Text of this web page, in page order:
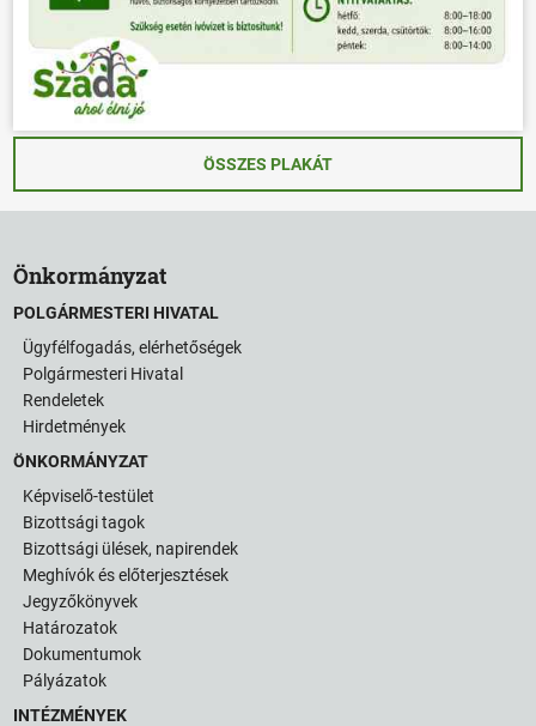
ÖSSZES PLAKÁT
Önkormányzat
POLGÁRMESTERI HIVATAL
Ügyfélfogadás, elérhetőségek
Polgármesteri Hivatal
Rendeletek
Hirdetmények
ÖNKORMÁNYZAT
Képviselő-testület
Bizottsági tagok
Bizottsági ülések, napirendek
Meghívók és előterjesztések
Jegyzőkönyvek
Határozatok
Dokumentumok
Pályázatok
INTÉZMÉNYEK